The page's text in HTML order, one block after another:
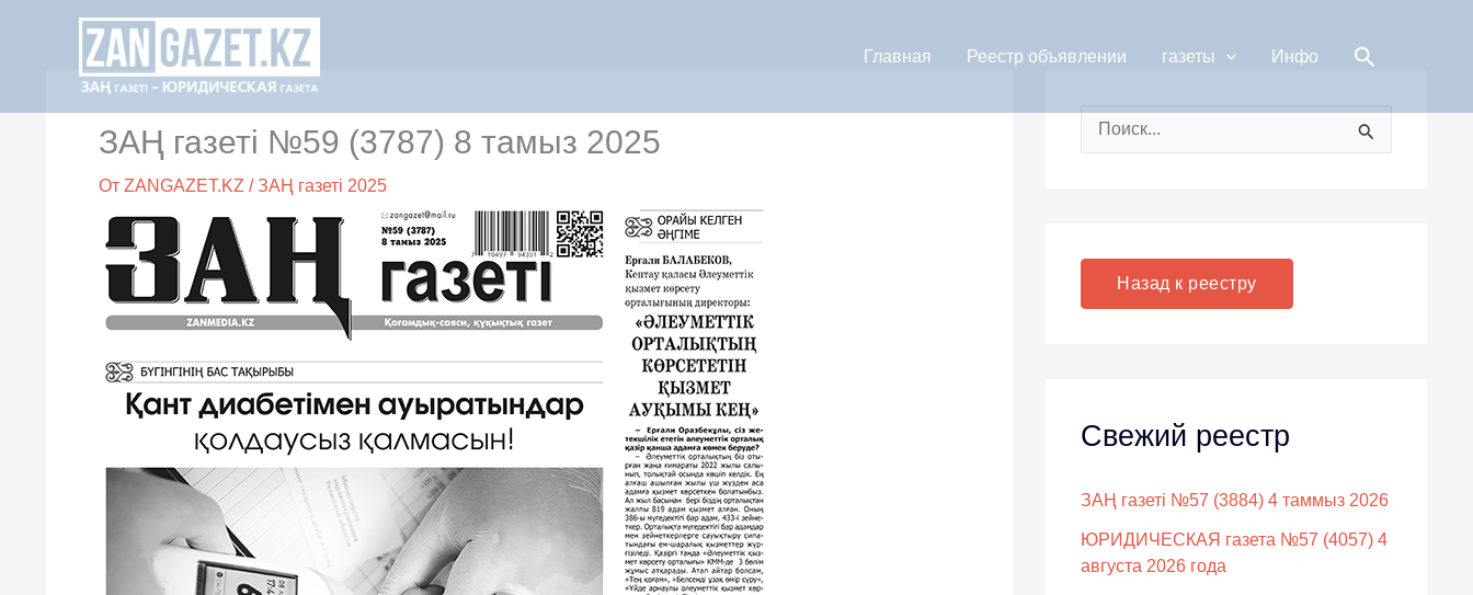
содержимому
Главная Реестр объявлении газеты Инфо Поиск
ЗАҢ газеті №59 (3787) 8 тамыз 2025
От ZANGAZET.KZ /ЗАҢ газеті 2025
:
Назад к реестру
Свежий реестр
ЗАҢ газеті №57 (3884) 4 таммыз 2026
ЮРИДИЧЕСКАЯ газета №57 (4057) 4
августа 2026 года